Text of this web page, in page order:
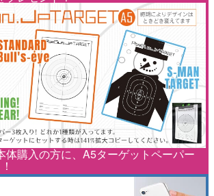
体購入の方に、A5ターゲットペーパー